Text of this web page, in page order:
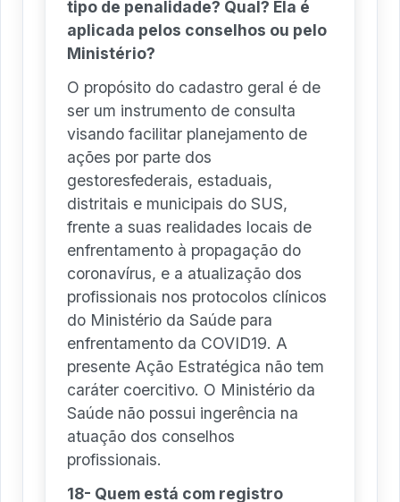
tipo de penalidade? Qual? Ela é
aplicada pelos conselhos ou pelo
Ministério?
O propósito do cadastro geral é de
ser um instrumento de consulta
visando facilitar planejamento de
ações por parte dos
gestoresfederais, estaduais,
distritais e municipais do SUS,
frente a suas realidades locais de
enfrentamento à propagação do
coronavírus, e a atualização dos
profissionais nos protocolos clínicos
do Ministério da Saúde para
enfrentamento da COVID19. A
presente Ação Estratégica não tem
caráter coercitivo. O Ministério da
Saúde não possui ingerência na
atuação dos conselhos
profissionais.
18- Quem está com registro